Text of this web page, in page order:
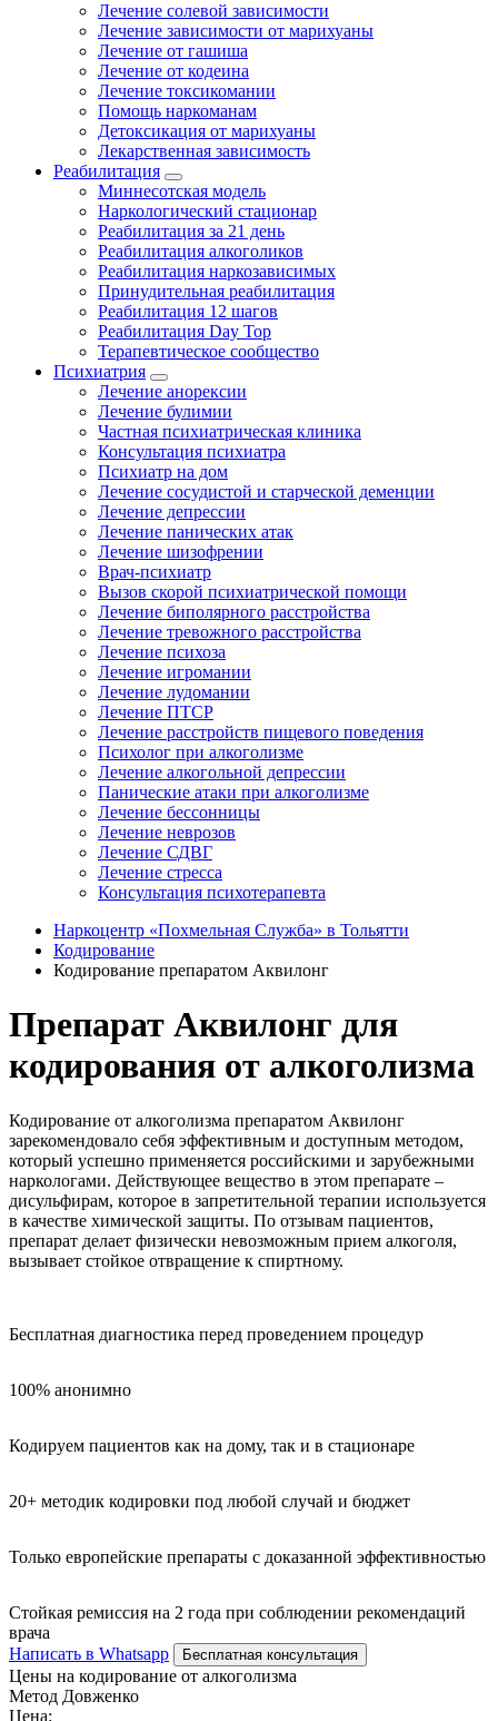
Лечение солевой зависимости
Лечение зависимости от марихуаны
Лечение от гашиша
Лечение от кодеина
Лечение токсикомании
Помощь наркоманам
Детоксикация от марихуаны
Лекарственная зависимость
Реабилитация
Миннесотская модель
Наркологический стационар
Реабилитация за 21 день
Реабилитация алкоголиков
Реабилитация наркозависимых
Принудительная реабилитация
Реабилитация 12 шагов
Реабилитация Day Top
Терапевтическое сообщество
Психиатрия
Лечение анорексии
Лечение булимии
Частная психиатрическая клиника
Консультация психиатра
Психиатр на дом
Лечение сосудистой и старческой деменции
Лечение депрессии
Лечение панических атак
Лечение шизофрении
Врач-психиатр
Вызов скорой психиатрической помощи
Лечение биполярного расстройства
Лечение тревожного расстройства
Лечение психоза
Лечение игромании
Лечение лудомании
Лечение ПТСР
Лечение расстройств пищевого поведения
Психолог при алкоголизме
Лечение алкогольной депрессии
Панические атаки при алкоголизме
Лечение бессонницы
Лечение неврозов
Лечение СДВГ
Лечение стресса
Консультация психотерапевта
Наркоцентр «Похмельная Служба» в Тольятти
Кодирование
Кодирование препаратом Аквилонг
Препарат Аквилонг для
кодирования от алкоголизма
Кодирование от алкоголизма препаратом Аквилонг
зарекомендовало себя эффективным и доступным методом,
который успешно применяется российскими и зарубежными
наркологами. Действующее вещество в этом препарате –
дисульфирам, которое в запретительной терапии используется
в качестве химической защиты. По отзывам пациентов,
препарат делает физически невозможным прием алкоголя,
вызывает стойкое отвращение к спиртному.
Бесплатная диагностика перед проведением процедур
100% анонимно
Кодируем пациентов как на дому, так и в стационаре
20+ методик кодировки под любой случай и бюджет
Только европейские препараты с доказанной эффективностью
Стойкая ремиссия на 2 года при соблюдении рекомендаций
врача
Написать в Whatsapp
Бесплатная консультация
Цены на кодирование от алкоголизма
Метод Довженко
Цена: